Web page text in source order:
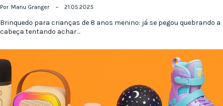
Por Manu Granger 21.05.2025
Brinquedo para crianças de 8 anos menino: já se pegou quebrando a
cabeça tentando achar…